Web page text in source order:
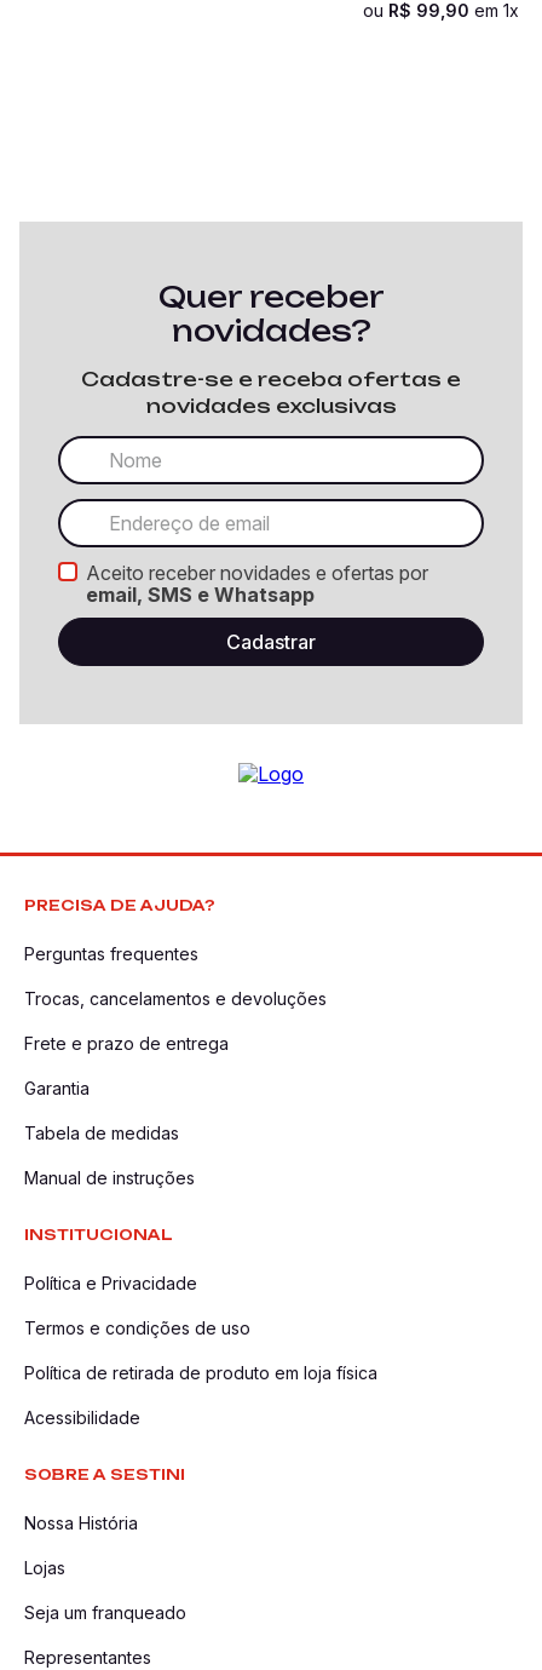
ou R$ 99 90 em 1x
Quer receber
novidades?
Cadastre-se e receba ofertas e
novidades exclusivas
Aceito receber novidades e ofertas por
email, SMS e Whatsapp
PRECISA DE AJUDA?
Perguntas frequentes
Trocas, cancelamentos e devoluções
Frete e prazo de entrega
Garantia
Tabela de medidas
Manual de instruções
INSTITUCIONAL
Política e Privacidade
Termos e condições de uso
Política de retirada de produto em loja física
Acessibilidade
SOBRE A SESTINI
Nossa História
Lojas
Seja um franqueado
Representantes